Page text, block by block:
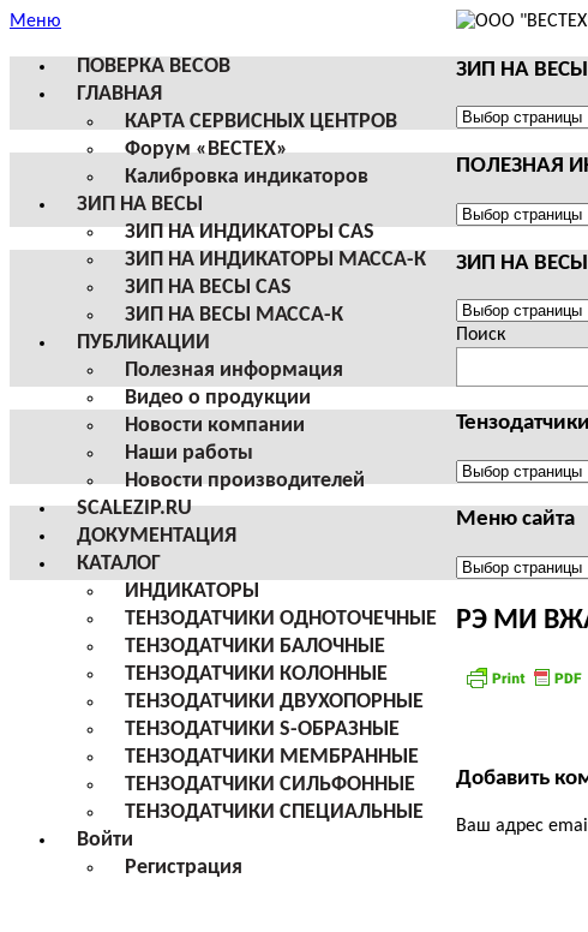
Меню
ПОВЕРКА ВЕСОВ
ГЛАВНАЯ
КАРТА СЕРВИСНЫХ ЦЕНТРОВ
Форум «ВЕСТЕХ»
Калибровка индикаторов
ЗИП НА ВЕСЫ
ЗИП НА ИНДИКАТОРЫ CAS
ЗИП НА ИНДИКАТОРЫ МАССА-К
ЗИП НА ВЕСЫ CAS
ЗИП НА ВЕСЫ МАССА-К
ПУБЛИКАЦИИ
Полезная информация
Видео о продукции
Новости компании
Наши работы
Новости производителей
SCALEZIP.RU
ДОКУМЕНТАЦИЯ
КАТАЛОГ
ИНДИКАТОРЫ
ТЕНЗОДАТЧИКИ ОДНОТОЧЕЧНЫЕ
ТЕНЗОДАТЧИКИ БАЛОЧНЫЕ
ТЕНЗОДАТЧИКИ КОЛОННЫЕ
ТЕНЗОДАТЧИКИ ДВУХОПОРНЫЕ
ТЕНЗОДАТЧИКИ S-ОБРАЗНЫЕ
ТЕНЗОДАТЧИКИ МЕМБРАННЫЕ
ТЕНЗОДАТЧИКИ СИЛЬФОННЫЕ
ТЕНЗОДАТЧИКИ СПЕЦИАЛЬНЫЕ
Войти
Регистрация
ЗИП НА
ЗИП
ВЕСЫ
ТЕРМИНАЛЫ
ПОЛЕЗНАЯ
ПОЛЕЗНАЯ
ЗИП НА
ЗИП
НА
И
ТЕРМИНАЛЫ
МАССА-
Поиск
Тензодатчики
Тензодатчики
Меню сайта
Меню
РЭ МИ
Добавить
Ваш адрес